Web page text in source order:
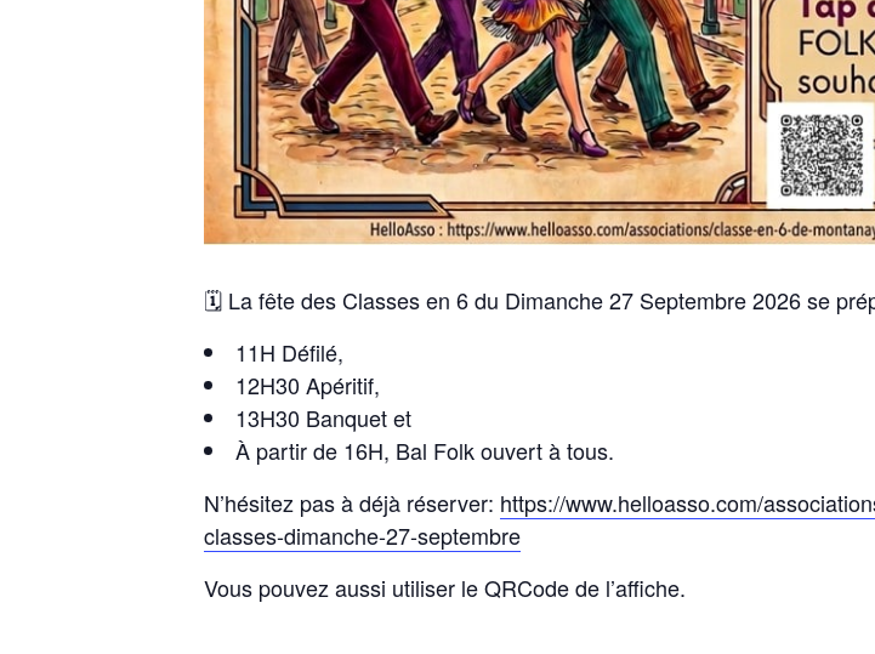
🗓️ La fête des Classes en 6 du Dimanche 27 Septembre 2026 se
11H Défilé,
12H30 Apéritif,
13H30 Banquet et
À partir de 16H, Bal Folk ouvert à tous.
N’hésitez pas à déjà réserver: https://www.helloasso.com/
classes-dimanche-27-septembre
Vous pouvez aussi utiliser le QRCode de l’affiche.